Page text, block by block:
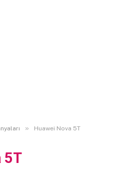
» Huawei Nova 5T
5T